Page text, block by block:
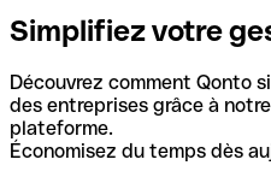
Simplifiez votre
Découvrez comment Qonto
des entreprises grâce à
plateforme.
Économisez du temps dès